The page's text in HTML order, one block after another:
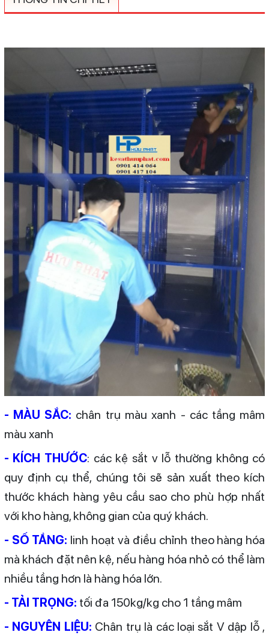
- MÀU SẮC: chân trụ màu xanh - các tầng mâm
màu xanh
- KÍCH THƯỚC: các kệ sắt v lỗ thường không có
quy định cụ thể, chúng tôi sẽ sản xuất theo kích
thước khách hàng yêu cầu sao cho phù hợp nhất
với kho hàng, không gian của quý khách.
- SỐ TẦNG: linh hoạt và điều chỉnh theo hàng hóa
mà khách đặt nên kệ, nếu hàng hóa nhỏ có thể làm
nhiều tầng hơn là hàng hóa lớn.
- TẢI TRỌNG: tối đa 150kg/kg cho 1 tầng mâm
- NGUYÊN LIỆU: Chân trụ là các loại sắt V dập lỗ ,